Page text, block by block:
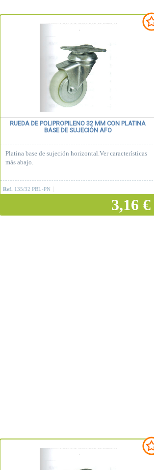
RUEDA DE POLIPROPILENO 32 MM CON PLATINA
BASE DE SUJECIÓN AFO
Platina base de sujeción horizontal.Ver características
más abajo.
Ref. 135/32 PBL-PN
3,16 €